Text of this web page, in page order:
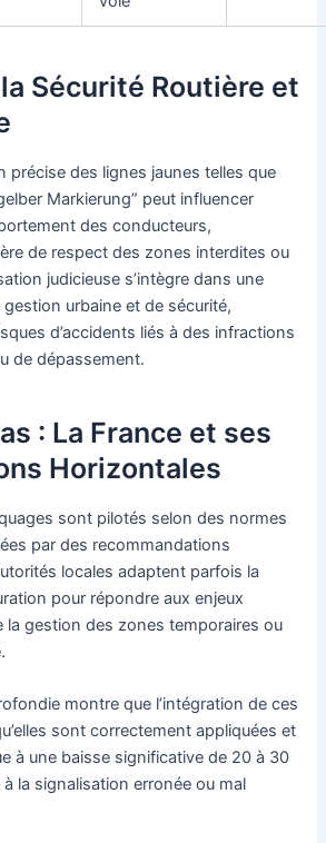
Sécurité Routière et
précise des lignes jaunes telles que
Markierung” peut influencer
des conducteurs,
de respect des zones interdites ou
judicieuse s’intègre dans une
urbaine et de sécurité,
d’accidents liés à des infractions
de dépassement.
: La France et ses
Horizontales
sont pilotés selon des normes
par des recommandations
locales adaptent parfois la
pour répondre aux enjeux
la gestion des zones temporaires ou
montre que l’intégration de ces
sont correctement appliquées et
à une baisse significative de 20 à 30
la signalisation erronée ou mal